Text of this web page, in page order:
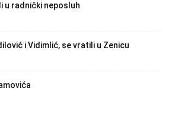
u radnički neposluh
i Vidimlić, se vratili u Zenicu